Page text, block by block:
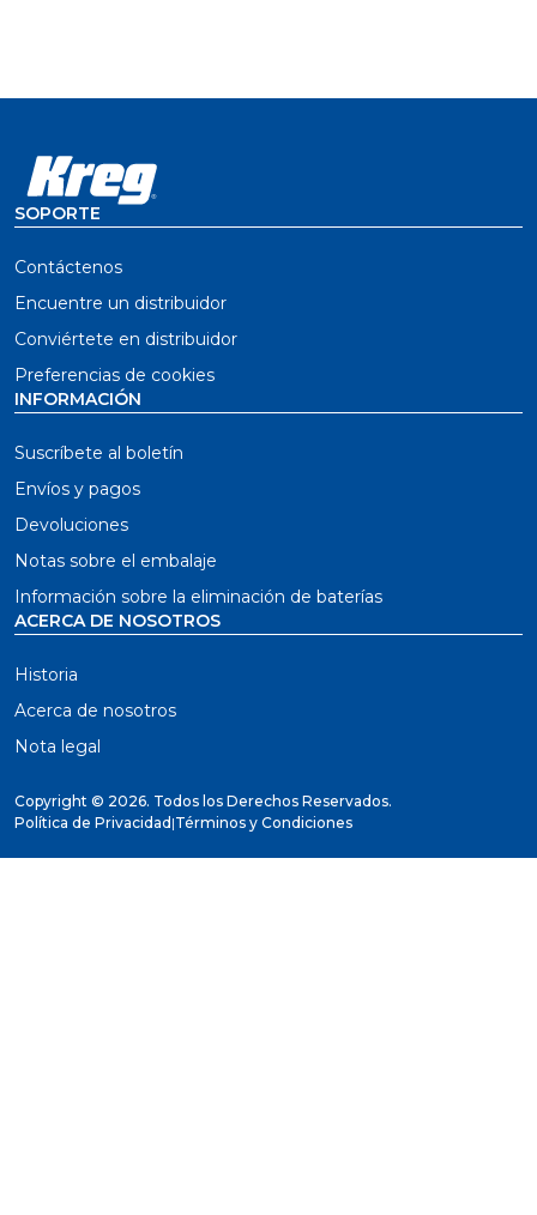
SOPORTE
Contáctenos
Encuentre un distribuidor
Conviértete en distribuidor
Preferencias de cookies
INFORMACIÓN
Suscríbete al boletín
Envíos y pagos
Devoluciones
Notas sobre el embalaje
Información sobre la eliminación de baterías
ACERCA DE NOSOTROS
Historia
Acerca de nosotros
Nota legal
Copyright © 2026. Todos los Derechos Reservados.
Política de Privacidad |Términos y Condiciones